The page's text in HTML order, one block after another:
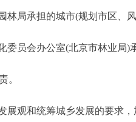
局承担的城市(规划市区、
员会办公室(北京市林业局)
。
观和统筹城乡发展的要求，